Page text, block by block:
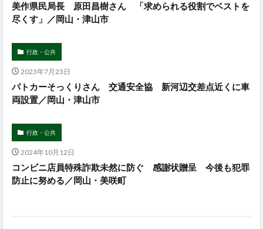
美作県民局長 原田昌樹さん 「求められる役割でベストを
尽くす」／岡山・津山市
行政・公共
2023年7月23日
パトカーそっくりさん 交通安全協 新河辺交差点近くに車
両設置／岡山・津山市
行政・公共
2024年10月12日
コンビニ店員特殊詐欺未然に防ぐ 感謝状贈呈 今後も犯罪
防止に努める／岡山・美咲町